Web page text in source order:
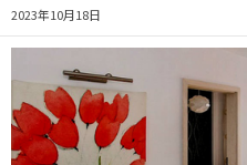
2023年10月18日